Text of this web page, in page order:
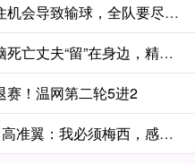
浙江配资门户 岳瑞杰：没把握住机会导致输球，全队要尽快调整到最佳状态
正规配资平台官网 女子执意将脑死亡丈夫“留”在身边，精心照顾458天后丈夫离世，本人悲痛回应：想好好送他最后一程，未来将带着孩子努力生活
赛！温网第二轮5进2
全民配资股票平台 梅西orC罗？高准翼：我必须梅西，感觉他和我们踢的不是一个东西